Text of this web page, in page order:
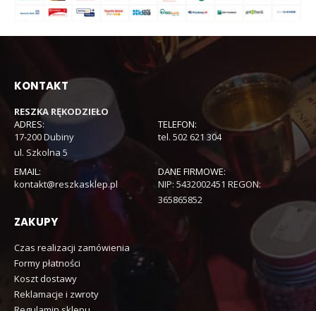
KONTAKT
RESZKA RĘKODZIEŁO
ADRES:
17-200 Dubiny
ul. Szkolna 5
TELEFON:
tel. 502 621 304
EMAIL:
kontakt@reszkasklep.pl
DANE FIRMOWE:
NIP: 5432002451 REGON:
365865852
ZAKUPY
Czas realizacji zamówienia
Formy płatności
Koszt dostawy
Reklamacje i zwroty